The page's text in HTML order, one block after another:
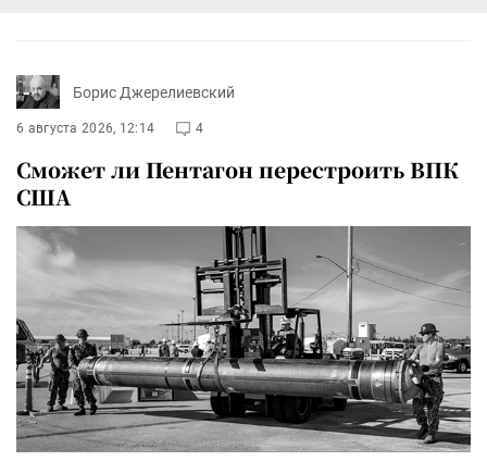
Борис Джерелиевский
6 августа 2026, 12:14 4
Сможет ли Пентагон перестроить ВПК
США